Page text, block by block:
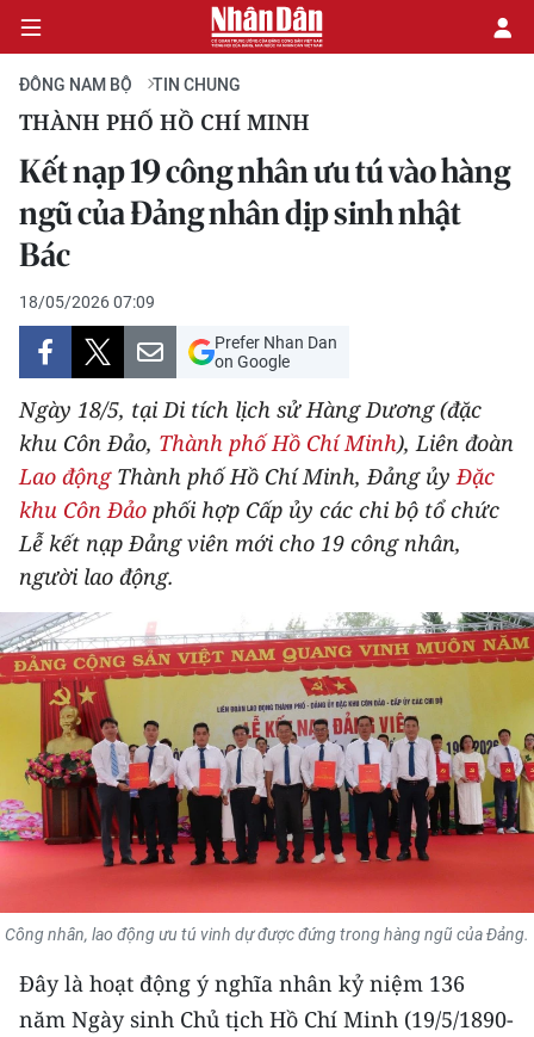
CHÍNH TRỊ
KINH TẾ
XÃ HỘI
DU LỊCH
THẾ GIỚI
THỂ THAO
GIÁO DỤC
Y TẾ
KHOA HỌC - CÔNG NGHỆ
MÔI TRƯỜNG
BẠN ĐỌC
KIỂM CHỨNG THÔNG TIN
54 DÂN TỘC VIỆT NAM
ĐÔNG NAM BỘ TIN CHUNG
THÀNH PHỐ HỒ CHÍ MINH
Kết nạp 19 công nhân ưu tú vào hàng
ngũ của Đảng nhân dịp sinh nhật
Bác
18/05/2026 07:09
Prefer Nhan Dan
on Google
Ngày 18/5, tại Di tích lịch sử Hàng Dương (đặc
khu Côn Đảo, Thành phố Hồ Chí Minh), Liên đoàn
Lao độngThành phố Hồ Chí Minh, Đảng ủyĐặc
khu Côn Đảo phối hợp Cấp ủy các chi bộ tổ chức
Lễ kết nạp Đảng viên mới cho 19 công nhân,
người lao động.
Công nhân, lao động ưu tú vinh dự được đứng trong hàng ngũ của Đảng.
Đây là hoạt động ý nghĩa nhân kỷ niệm 136
năm Ngày sinh Chủ tịch Hồ Chí Minh (19/5/1890-